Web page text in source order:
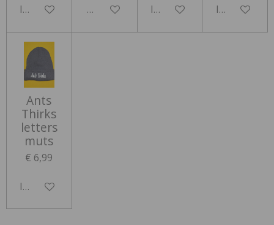
In winkelwagenHoud mij op de hoogteIn winkelwagenIn
Ants
Thirks
letters
muts
€ 6,99
In winkelwagen